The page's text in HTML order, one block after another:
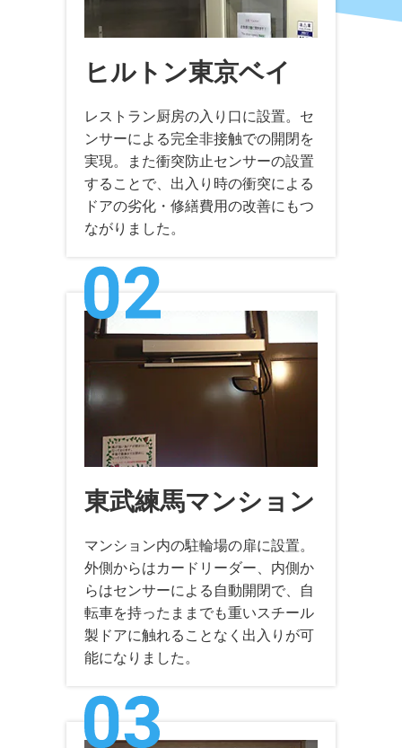
ヒルトン東京ベイ
レストラン厨房の入り口に設置。セ
ンサーによる完全非接触での開閉を
実現。また衝突防止センサーの設置
することで、出入り時の衝突による
ドアの劣化・修繕費用の改善にもつ
ながりました。
東武練馬マンション
マンション内の駐輪場の扉に設置。
外側からはカードリーダー、内側か
らはセンサーによる自動開閉で、自
転車を持ったままでも重いスチール
製ドアに触れることなく出入りが可
能になりました。